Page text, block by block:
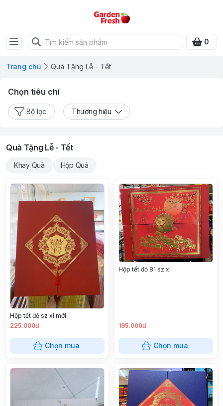
0
Trang chủ Quà Tặng Lễ - Tết
Chọn tiêu chí
Bộ lọc Thương hiệu
Quà Tặng Lễ - Tết
Khay Quà Hộp Quà
Hộp tết đỏ sz xl mới
225.000đ
Chọn mua
Hộp tết đỏ 81 sz xl
195.000đ
Chọn mua